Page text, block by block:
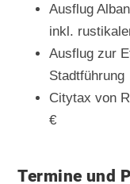
Ausflug
inkl.
Ausflug zur
Stadtführung
Citytax von
€
Termine und